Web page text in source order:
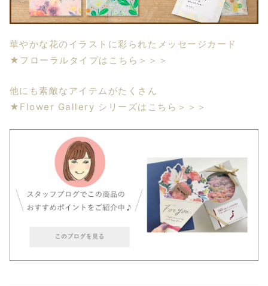
華やかな花のイラストに彩られたメッセージカード
★フローラルタイプはこちら＞＞＞
他にも素敵なアイテムがたくさん
★Flower Gallery シリーズはこちら＞＞＞